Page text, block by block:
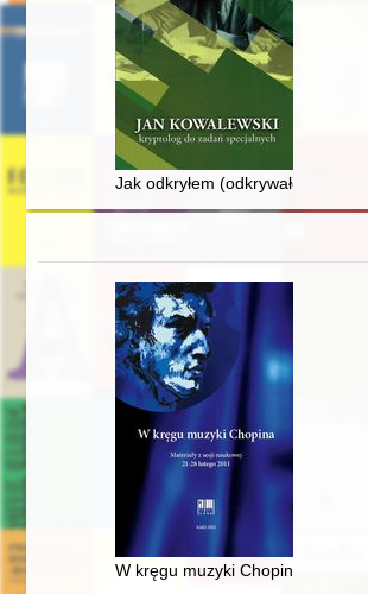
Jak odkryłem (odkrywałem)
W kręgu muzyki Chopina.